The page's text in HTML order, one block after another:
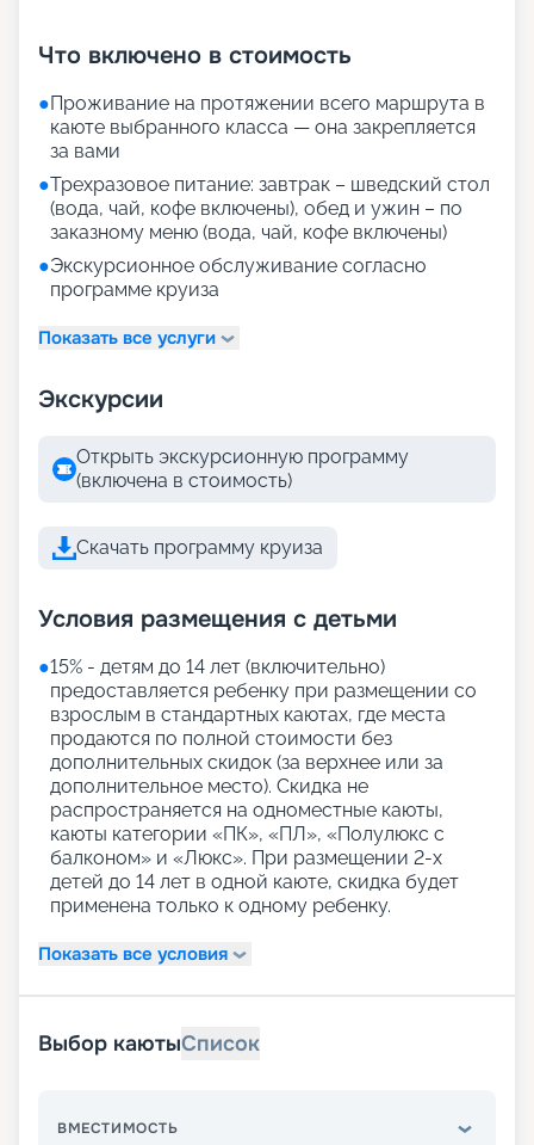
Что включено в стоимость
●Проживание на протяжении всего маршрута в
каюте выбранного класса — она закрепляется
за вами
●Трехразовое питание: завтрак – шведский стол
(вода, чай, кофе включены), обед и ужин – по
заказному меню (вода, чай, кофе включены)
●Экскурсионное обслуживание согласно
программе круиза
Показать все услуги
Экскурсии
Открыть экскурсионную программу
(включена в стоимость)
Скачать программу круиза
Условия размещения с детьми
●15% - детям до 14 лет (включительно)
предоставляется ребенку при размещении со
взрослым в стандартных каютах, где места
продаются по полной стоимости без
дополнительных скидок (за верхнее или за
дополнительное место). Скидка не
распространяется на одноместные каюты,
каюты категории «ПК», «ПЛ», «Полулюкс с
балконом» и «Люкс». При размещении 2-х
детей до 14 лет в одной каюте, скидка будет
применена только к одному ребенку.
Показать все условия
Выбор каютыСписок
ВМЕСТИМОСТЬ